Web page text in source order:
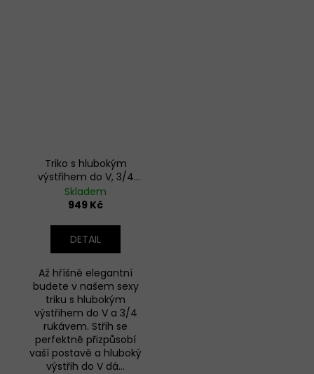
Triko s hlubokým
výstřihem do V, 3/4
rukáv - červená
Skladem
949 Kč
DETAIL
Až hříšně elegantní
budete v našem sexy
triku s hlubokým
výstřihem do V a 3/4
rukávem. Střih se
perfektně přizpůsobí
vaší postavě a hluboký
výstřih do V dá...